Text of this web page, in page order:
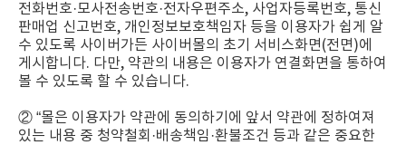
전화번호·모사전송번호·전자우편주소, 사업자등록번호, 통신
판매업 신고번호, 개인정보보호책임자 등을 이용자가 쉽게 알
수 있도록 사이버가든 사이버몰의 초기 서비스화면(전면)에
게시합니다. 다만, 약관의 내용은 이용자가 연결화면을 통하여
볼 수 있도록 할 수 있습니다.
② “몰은 이용자가 약관에 동의하기에 앞서 약관에 정하여져
있는 내용 중 청약철회·배송책임·환불조건 등과 같은 중요한